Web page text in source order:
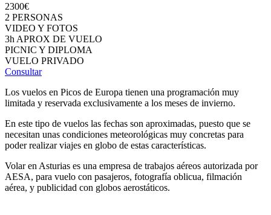
2300€
2 PERSONAS
VIDEO Y FOTOS
3h APROX DE VUELO
PICNIC Y DIPLOMA
VUELO PRIVADO
Consultar
Los vuelos en Picos de Europa tienen una programación muy
limitada y reservada exclusivamente a los meses de invierno.
En este tipo de vuelos las fechas son aproximadas, puesto que se
necesitan unas condiciones meteorológicas muy concretas para
poder realizar viajes en globo de estas características.
Volar en Asturias es una empresa de trabajos aéreos autorizada por
AESA, para vuelo con pasajeros, fotografía oblicua, filmación
aérea, y publicidad con globos aerostáticos.